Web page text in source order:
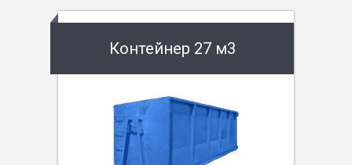
Контейнер 27 м3